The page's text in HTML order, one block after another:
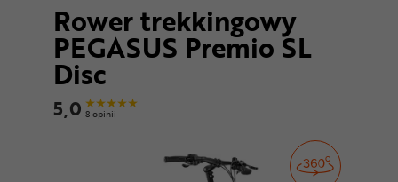
Stopka
Kaski
Buty
Warsztat
Rower trekkingowy
PEGASUS Premio SL
Disc
5,0 8 opinii